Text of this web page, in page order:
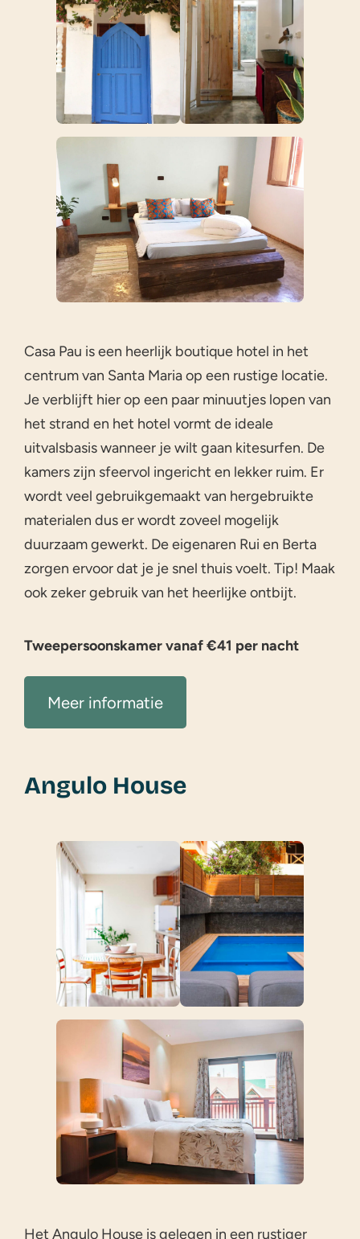
Casa Pau is een heerlijk boutique hotel in het
centrum van Santa Maria op een rustige locatie.
Je verblijft hier op een paar minuutjes lopen van
het strand en het hotel vormt de ideale
uitvalsbasis wanneer je wilt gaan kitesurfen. De
kamers zijn sfeervol ingericht en lekker ruim. Er
wordt veel gebruikgemaakt van hergebruikte
materialen dus er wordt zoveel mogelijk
duurzaam gewerkt. De eigenaren Rui en Berta
zorgen ervoor dat je je snel thuis voelt. Tip! Maak
ook zeker gebruik van het heerlijke ontbijt.
Tweepersoonskamer vanaf €41 per nacht
Meer informatie
Angulo House
Het Angulo House is gelegen in een rustiger